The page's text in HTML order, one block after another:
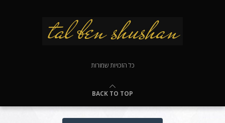
כל הזכויות שמורות
BACK TO TOP